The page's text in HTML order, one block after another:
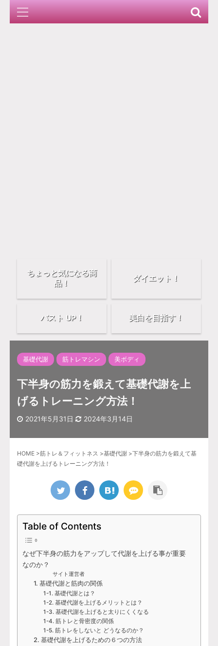
ちょっと気になる商
品！
ダイエット！
バスト UP！ 美白を目指す！
基礎代謝 筋トレマシン 美ボディ
下半身の筋力を鍛えて基礎代謝を上
げるトレーニング方法！
2021年5月31日 2024年3月14日
HOME >筋トレ＆フィットネス >基礎代謝 >下半身の筋力を鍛えて基
礎代謝を上げるトレーニング方法！
Table of Contents
なぜ下半身の筋力をアップして代謝を上げる事が重要
なのか？
サイト運営者
1. 基礎代謝と筋肉の関係
1-1. 基礎代謝とは？
1-2. 基礎代謝を上げるメリットとは？
1-3. 基礎代謝を上げると太りにくくなる
1-4. 筋トレと骨密度の関係
1-5. 筋トレをしないと どうなるのか？
2. 基礎代謝を上げるための６つの方法